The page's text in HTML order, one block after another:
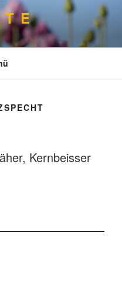
T E
Kernbeisser